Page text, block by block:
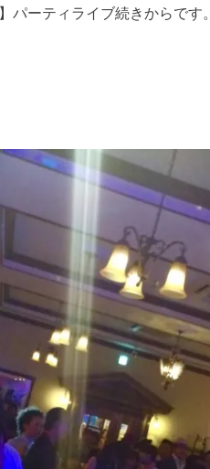
パーティライブ続きからです。